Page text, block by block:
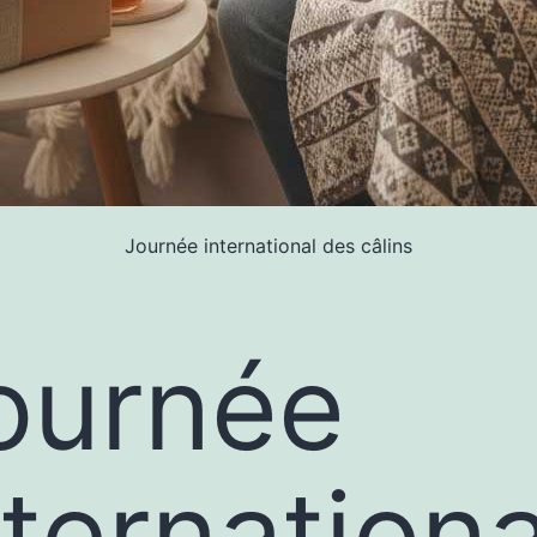
Journée international des câlins